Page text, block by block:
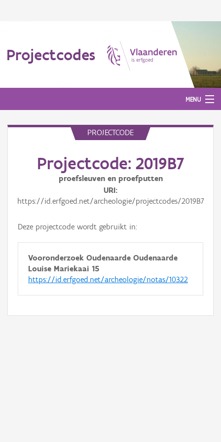
Projectcodes
MENU
PROJECTCODE
Projectcode: 2019B7
proefsleuven en proefputten
URI
https://id.erfgoed.net/archeologie/projectcodes/2019B7
Deze projectcode wordt gebruikt in:
Vooronderzoek Oudenaarde Oudenaarde
Louise Mariekaai 15
https://id.erfgoed.net/archeologie/notas/10322